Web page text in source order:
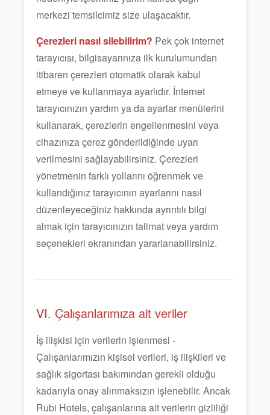
merkezi temsilcimiz size ulaşacaktır.
Çerezleri nasıl silebilirim? Pek çok internet
tarayıcısı, bilgisayarınıza ilk kurulumundan
itibaren çerezleri otomatik olarak kabul
etmeye ve kullanmaya ayarlıdır. İnternet
tarayıcınızın yardım ya da ayarlar menülerini
kullanarak, çerezlerin engellenmesini veya
cihazınıza çerez gönderildiğinde uyarı
verilmesini sağlayabilirsiniz. Çerezleri
yönetmenin farklı yollarını öğrenmek ve
kullandığınız tarayıcının ayarlarını nasıl
düzenleyeceğiniz hakkında ayrıntılı bilgi
almak için tarayıcınızın talimat veya yardım
seçenekleri ekranından yararlanabilirsiniz.
VI. Çalışanlarımıza ait veriler
İş ilişkisi için verilerin işlenmesi -
Çalışanlarımızın kişisel verileri, iş ilişkileri ve
sağlık sigortası bakımından gerekli olduğu
kadarıyla onay alınmaksızın işlenebilir. Ancak
Rubi Hotels, çalışanlarına ait verilerin gizliliği